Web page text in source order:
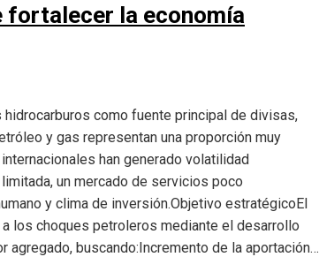
fortalecer la economía
como fuente principal de divisas,
y gas representan una proporción muy
han generado volatilidad
un mercado de servicios poco
y clima de inversión.Objetivo estratégicoEl
los choques petroleros mediante el desarrollo
buscando:Incremento de la aportación…